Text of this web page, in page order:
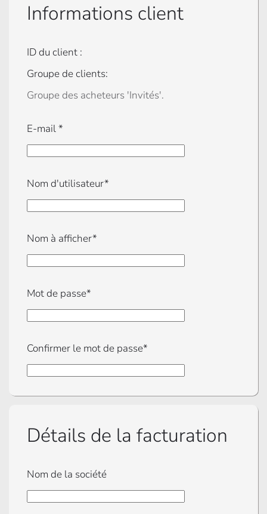
Informations client
ID du client :
Groupe de clients:
Groupe des acheteurs 'Invités'.
E-mail*
Nom d'utilisateur*
Nom à afficher*
Mot de passe*
Confirmer le mot de passe*
Détails de la facturation
Nom de la société